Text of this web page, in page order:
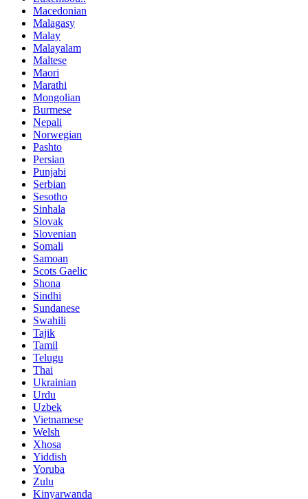
Macedonian
Malagasy
Malay
Malayalam
Maltese
Maori
Marathi
Mongolian
Burmese
Nepali
Norwegian
Pashto
Persian
Punjabi
Serbian
Sesotho
Sinhala
Slovak
Slovenian
Somali
Samoan
Scots Gaelic
Shona
Sindhi
Sundanese
Swahili
Tajik
Tamil
Telugu
Thai
Ukrainian
Urdu
Uzbek
Vietnamese
Welsh
Xhosa
Yiddish
Yoruba
Zulu
Kinyarwanda